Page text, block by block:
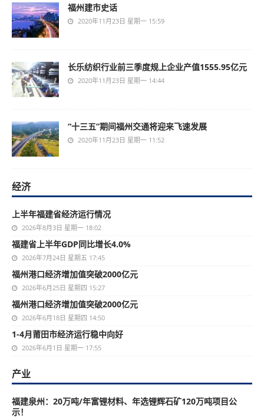
福州建市史话
2020年11月23日 星期一 15:59
长乐纺织行业前三季度规上企业产值1555.95亿元
2020年11月23日 星期一 14:44
“十三五”期间福州交通将迎来飞速发展
2020年11月23日 星期一 11:52
经济
上半年福建省经济运行情况
2026年8月3日 星期一 18:02
福建省上半年GDP同比增长4.0%
2026年7月24日 星期五 17:45
福州港口经济增加值突破2000亿元
2026年6月25日 星期四 15:27
福州港口经济增加值突破2000亿元
2026年6月18日 星期四 14:50
1-4月莆田市经济运行稳中向好
2026年6月1日 星期一 17:55
产业
福建泉州：20万吨/年富锂材料、年选锂辉石矿120万吨项目公
示！